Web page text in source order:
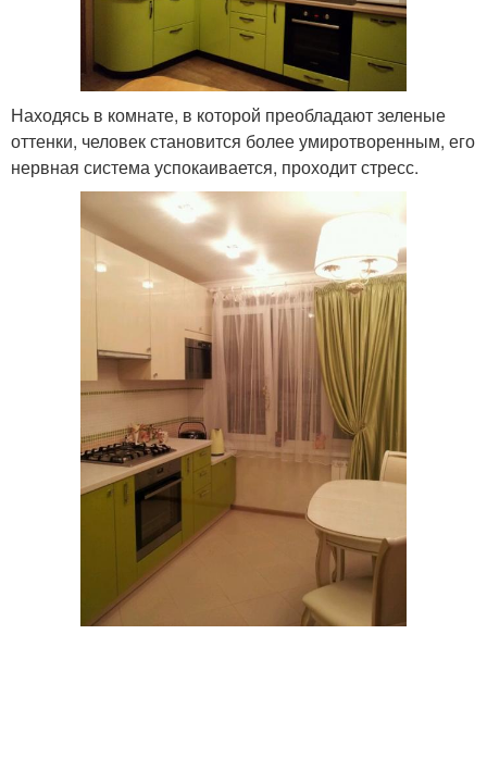
Находясь в комнате, в которой преобладают зеленые
оттенки, человек становится более умиротворенным, его
нервная система успокаивается, проходит стресс.